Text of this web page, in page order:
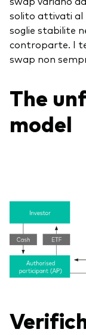
solito attivati al
soglie stabilite
controparte. I
swap non
The
model